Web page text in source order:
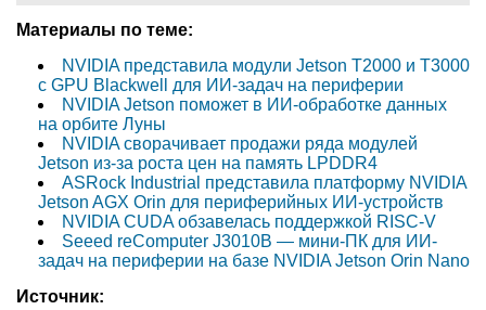
Материалы по теме:
NVIDIA представила модули Jetson T2000 и T3000
с GPU Blackwell для ИИ-задач на периферии
NVIDIA Jetson поможет в ИИ-обработке данных
на орбите Луны
NVIDIA сворачивает продажи ряда модулей
Jetson из-за роста цен на память LPDDR4
ASRock Industrial представила платформу NVIDIA
Jetson AGX Orin для периферийных ИИ-устройств
NVIDIA CUDA обзавелась поддержкой RISC-V
Seeed reComputer J3010B — мини-ПК для ИИ-
задач на периферии на базе NVIDIA Jetson Orin Nano
Источник: